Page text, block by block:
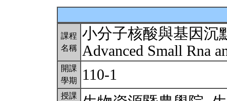
課程
名稱
小分子核酸與基因沉
Advanced Small Rna
開課
學期
110-1
授課